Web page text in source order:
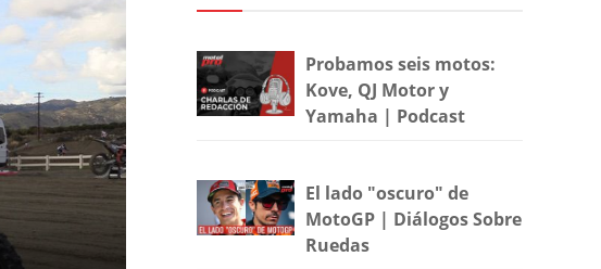
Probamos seis motos:
Kove, QJ Motor y
Yamaha | Podcast
El lado "oscuro" de
MotoGP | Diálogos Sobre
Ruedas